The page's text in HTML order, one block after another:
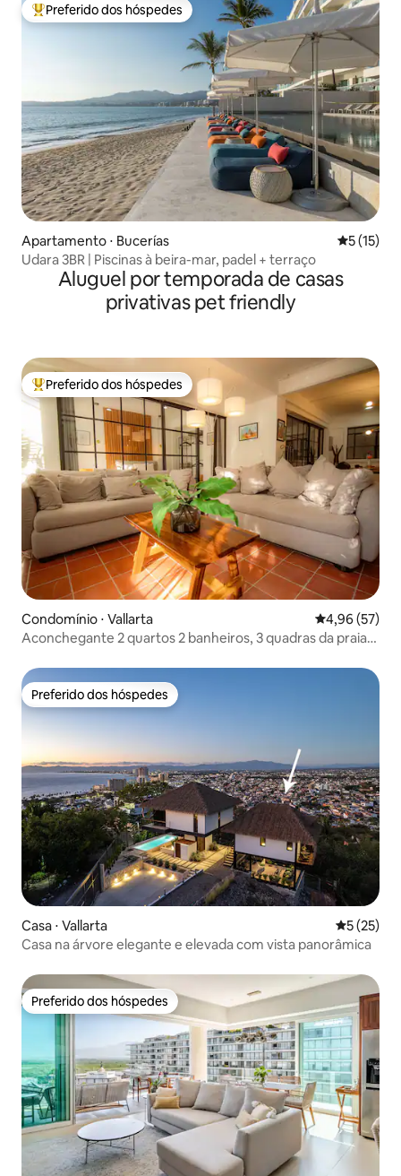
Entre os melhores preferidos dos hóspedes
Preferido dos hóspedes
Apartamento ⋅ Bucerías 5 de uma
5 (15)
Udara 3BR | Piscinas à beira-mar, padel + terraço
Aluguel por temporada de casas
privativas pet friendly
Entre os melhores preferidos dos hóspedes
Preferido dos hóspedes
Condomínio ⋅ Vallarta 4,96 de uma
4,96 (57)
Aconchegante 2 quartos 2 banheiros, 3 quadras da praia,
Preferido dos hóspedes
Preferido dos hóspedes
Casa ⋅ Vallarta 5 de uma
5 (25)
Casa na árvore elegante e elevada com vista panorâmica
Preferido dos hóspedes
Preferido dos hóspedes